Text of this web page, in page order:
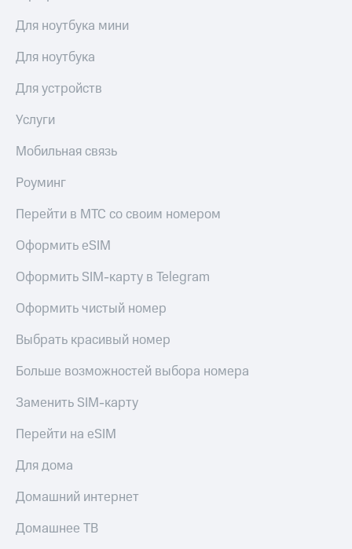
Для ноутбука мини
Для ноутбука
Для устройств
Услуги
Мобильная связь
Роуминг
Перейти в МТС со своим номером
Оформить eSIM
Оформить SIM-карту в Telegram
Оформить чистый номер
Выбрать красивый номер
Больше возможностей выбора номера
Заменить SIM-карту
Перейти на eSIM
Для дома
Домашний интернет
Домашнее ТВ